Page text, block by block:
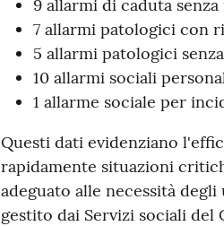
9 allarmi di caduta
7 allarmi patologici con
5 allarmi patologici
10 allarmi sociali
1 allarme sociale per
Questi dati evidenziano
rapidamente situazioni
adeguato alle necessità
gestito dai Servizi sociali del